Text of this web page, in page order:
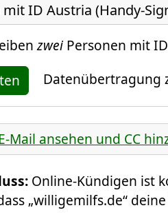
ID Austria (Handy-
zweiPersonen mit
Datenübertragung
Mail ansehen und CC
Online-Kündigen ist
„willigemilfs.de“